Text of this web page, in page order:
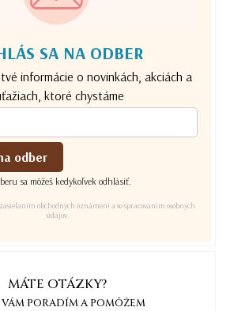
SA NA ODBER
informácie o novinkách, akciách a
ktoré chystáme
odber
sa môžeš kedykoľvek odhlásiť.
obchodných oznámení a so spracovaním osobných
údajov.
MÁTE OTÁZKY?
PORADÍM A POMÔŽEM